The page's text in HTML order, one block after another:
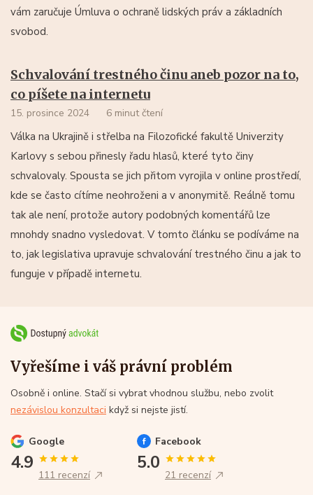
vám zaručuje Úmluva o ochraně lidských práv a základních
svobod.
Schvalování trestného činu aneb pozor na to,
co píšete na internetu
15. prosince 2024 6 minut čtení
Válka na Ukrajině i střelba na Filozofické fakultě Univerzity
Karlovy s sebou přinesly řadu hlasů, které tyto činy
schvalovaly. Spousta se jich přitom vyrojila v online prostředí,
kde se často cítíme neohroženi a v anonymitě. Reálně tomu
tak ale není, protože autory podobných komentářů lze
mnohdy snadno vysledovat. V tomto článku se podíváme na
to, jak legislativa upravuje schvalování trestného činu a jak to
funguje v případě internetu.
Vyřešíme i váš právní problém
Osobně i online. Stačí si vybrat vhodnou službu, nebo zvolit
nezávislou konzultaci když si nejste jistí.
Google
4.9
111 recenzí
Facebook
5.0
21 recenzí